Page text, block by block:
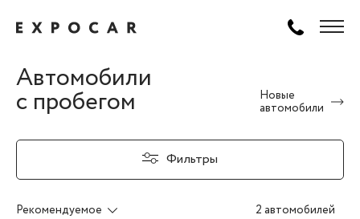
Автомобили
с пробегом
Новые
автомобили
Фильтры
Рекомендуемое 2 автомобилей